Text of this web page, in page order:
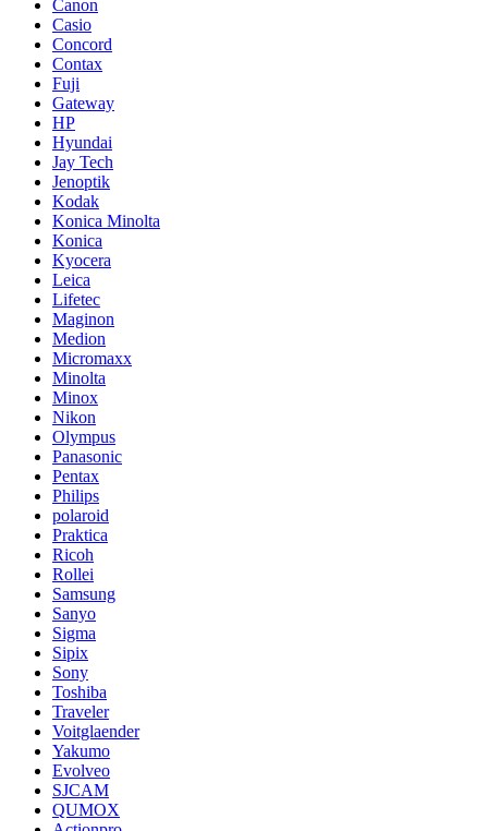
Canon
Casio
Concord
Contax
Fuji
Gateway
HP
Hyundai
Jay Tech
Jenoptik
Kodak
Konica Minolta
Konica
Kyocera
Leica
Lifetec
Maginon
Medion
Micromaxx
Minolta
Minox
Nikon
Olympus
Panasonic
Pentax
Philips
polaroid
Praktica
Ricoh
Rollei
Samsung
Sanyo
Sigma
Sipix
Sony
Toshiba
Traveler
Voitglaender
Yakumo
Evolveo
SJCAM
QUMOX